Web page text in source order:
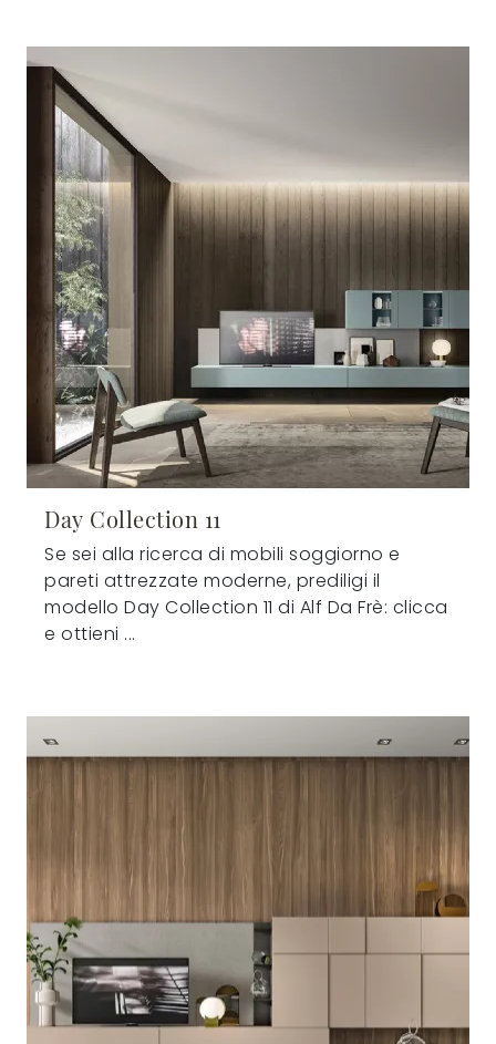
Day Collection 11
Se sei alla ricerca di mobili soggiorno e
pareti attrezzate moderne, prediligi il
modello Day Collection 11 di Alf Da Frè: clicca
e ottieni ...